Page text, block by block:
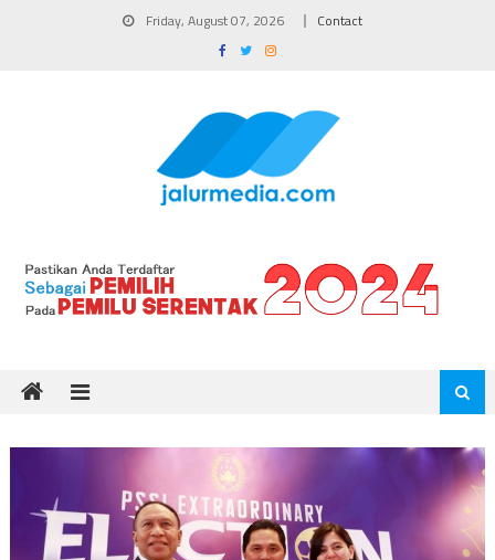
Friday, August 07, 2026 Contact